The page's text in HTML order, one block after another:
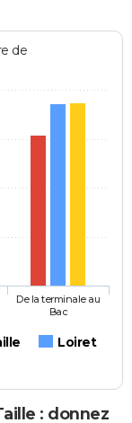
de
Loiret
De la terminale au
Bac
: donnez